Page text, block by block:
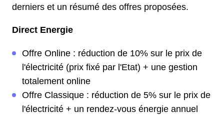
derniers et un résumé des offres proposées.
Direct Energie
Offre Online : réduction de 10% sur le prix de
l'électricité (prix fixé par l'Etat) + une gestion
totalement online
Offre Classique : réduction de 5% sur le prix de
l'électricité + un rendez-vous énergie annuel